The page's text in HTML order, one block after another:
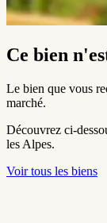
Ce bien
Le bien que vous
marché.
Découvrez ci-
les Alpes.
Voir tous les biens